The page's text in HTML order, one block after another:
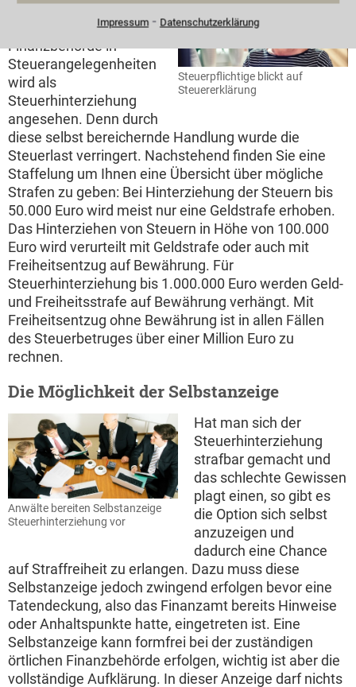
Steuerpflichtige blickt auf
Steuererklärung
pflichtwidriges In-
Unkenntnis-Lassen der
Finanzbehörde in
Steuerangelegenheiten
wird als
Steuerhinterziehung
angesehen. Denn durch
diese selbst bereichernde Handlung wurde die
Steuerlast verringert. Nachstehend finden Sie eine
Staffelung um Ihnen eine Übersicht über mögliche
Strafen zu geben: Bei Hinterziehung der Steuern bis
50.000 Euro wird meist nur eine Geldstrafe erhoben.
Das Hinterziehen von Steuern in Höhe von 100.000
Euro wird verurteilt mit Geldstrafe oder auch mit
Freiheitsentzug auf Bewährung. Für
Steuerhinterziehung bis 1.000.000 Euro werden Geld-
und Freiheitsstrafe auf Bewährung verhängt. Mit
Freiheitsentzug ohne Bewährung ist in allen Fällen
des Steuerbetruges über einer Million Euro zu
rechnen.
Die Möglichkeit der Selbstanzeige
Anwälte bereiten Selbstanzeige
Steuerhinterziehung vor
Hat man sich der
Steuerhinterziehung
strafbar gemacht und
das schlechte Gewissen
plagt einen, so gibt es
die Option sich selbst
anzuzeigen und
dadurch eine Chance
auf Straffreiheit zu erlangen. Dazu muss diese
Selbstanzeige jedoch zwingend erfolgen bevor eine
Tatendeckung, also das Finanzamt bereits Hinweise
oder Anhaltspunkte hatte, eingetreten ist. Eine
Selbstanzeige kann formfrei bei der zuständigen
örtlichen Finanzbehörde erfolgen, wichtig ist aber die
vollständige Aufklärung. In dieser Anzeige darf nichts
Impressum⁃ Datenschutzerklärung